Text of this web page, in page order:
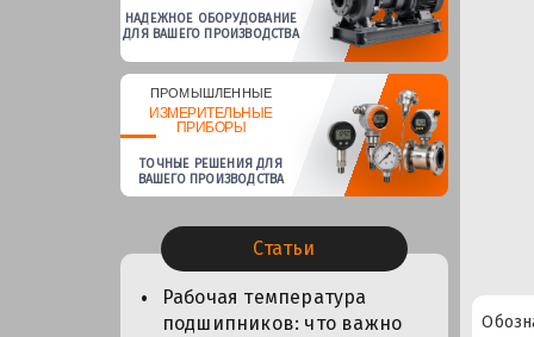
НАДЕЖНОЕ ОБОРУДОВАНИЕ
ДЛЯ ВАШЕГО ПРОИЗВОДСТВА
ПРОМЫШЛЕННЫЕ
ИЗМЕРИТЕЛЬНЫЕ
ПРИБОРЫ
ТОЧНЫЕ РЕШЕНИЯ ДЛЯ
ВАШЕГО ПРОИЗВОДСТВА
Статьи
Рабочая температура
подшипников: что важно